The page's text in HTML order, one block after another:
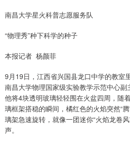
南昌大学星火科普志愿服务队
“物理秀”种下科学的种子
本报记者 杨颜菲
9月19日，江西省兴国县龙口中学的教室
南昌大学物理国家级实验教学示范中心副
他将4块透明玻璃轻轻围在火盆四周，随
璃框架搭稳的瞬间，橘红色的火焰突然“
璃架急速旋转，就像一团迷你“火焰龙卷
声。